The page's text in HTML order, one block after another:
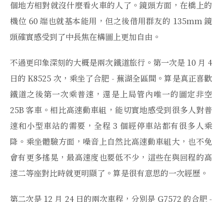
個地方相對就沒什麼看火車的人了。鏡頭方面，在橋上的
機位 60 端也就基本能用，但之後借用群友的 135mm 鏡
頭確實感受到了中長焦在構圖上更加自由。
不過更印象深刻的大概是兩次鐵道旅行。第一次是 10 月 4
日的 K8525 次，乘坐了合肥 - 蕪湖全區間。算是真正喜歡
鐵道之後第一次乘普速，還是上局管內唯一的圖定非空
25B 客車。相比高速動車組，能切實地感受到很多人對普
速和小型車站的需要，全程 3 個經停車站都有很多人乘
降。乘坐體驗方面，噪音上自然比高速動車組大，也不免
會有更多搖晃，最高速度也要低不少，這些在與回程的高
速二等座對比時就更明顯了。算是很有意思的一次經歷。
第二次是 12 月 24 日的兩次車程，分別是 G7572 的合肥 -